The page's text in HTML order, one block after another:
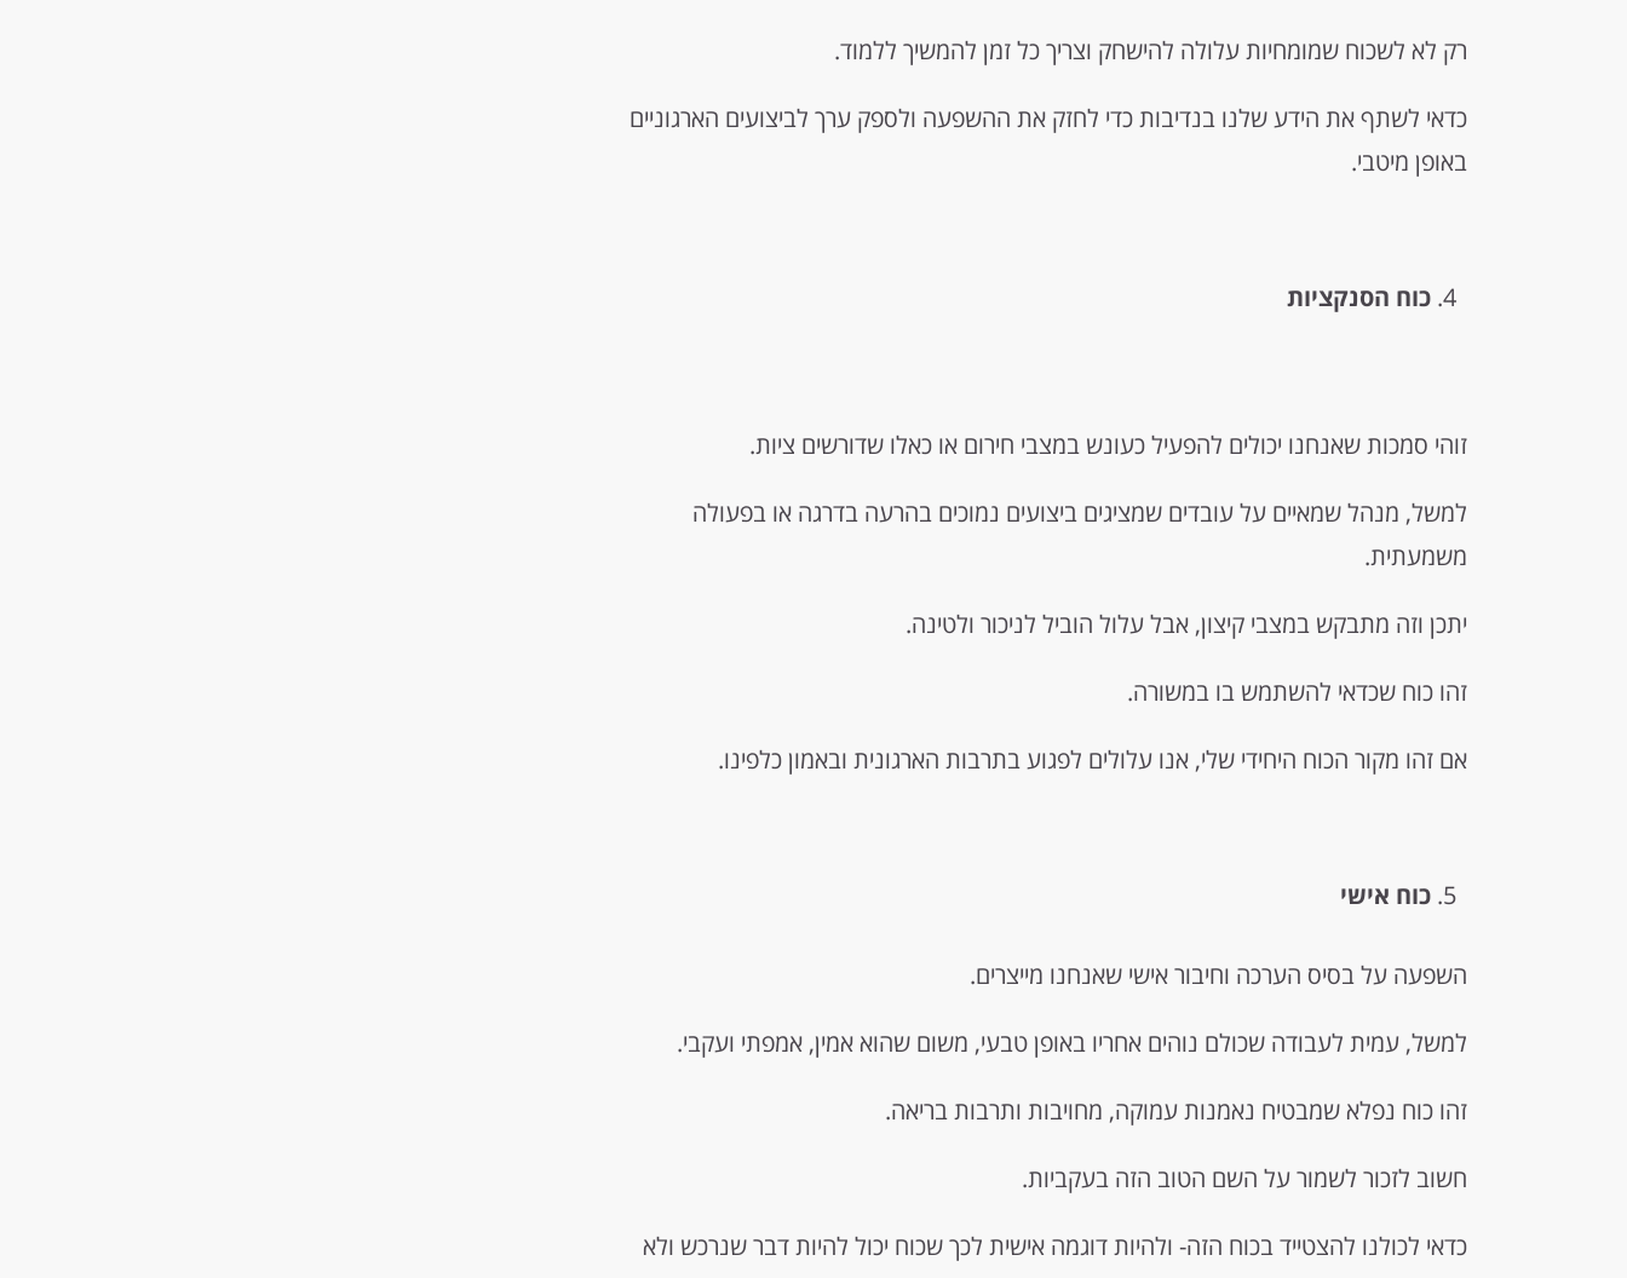
רק לא לשכוח שמומחיות עלולה להישחק וצריך כל זמן להמשיך ללמוד.
כדאי לשתף את הידע שלנו בנדיבות כדי לחזק את ההשפעה ולספק ערך לביצועים הארגוניים
באופן מיטבי.
כוח הסנקציות
זוהי סמכות שאנחנו יכולים להפעיל כעונש במצבי חירום או כאלו שדורשים ציות.
למשל, מנהל שמאיים על עובדים שמציגים ביצועים נמוכים בהרעה בדרגה או בפעולה
משמעתית.
יתכן וזה מתבקש במצבי קיצון, אבל עלול הוביל לניכור ולטינה.
זהו כוח שכדאי להשתמש בו במשורה.
אם זהו מקור הכוח היחידי שלי, אנו עלולים לפגוע בתרבות הארגונית ובאמון כלפינו.
כוח אישי
השפעה על בסיס הערכה וחיבור אישי שאנחנו מייצרים.
למשל, עמית לעבודה שכולם נוהים אחריו באופן טבעי, משום שהוא אמין, אמפתי ועקבי.
זהו כוח נפלא שמבטיח נאמנות עמוקה, מחויבות ותרבות בריאה.
חשוב לזכור לשמור על השם הטוב הזה בעקביות.
כדאי לכולנו להצטייד בכוח הזה- ולהיות דוגמה אישית לכך שכוח יכול להיות דבר שנרכש ולא